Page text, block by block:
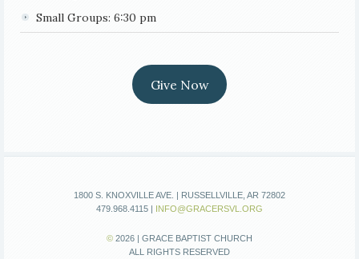
Small Groups: 6:30 pm
Give Now
1800 S. KNOXVILLE AVE. | RUSSELLVILLE, AR 72802
479.968.4115 | INFO@GRACERSVL.ORG
© 2026 | GRACE BAPTIST CHURCH
ALL RIGHTS RESERVED